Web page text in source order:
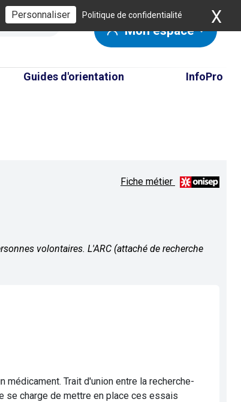
Personnaliser Politique de confidentialité X
Mon espace
Guides d'orientation InfoPro
Fiche métier
volontaires. L'ARC (attaché de recherche
Trait d'union entre la recherche-
se charge de mettre en place ces essais